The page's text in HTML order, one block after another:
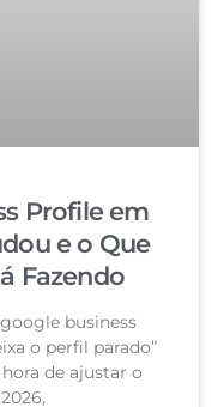
Profile em
e o Que
Fazendo
business
o perfil parado”
de ajustar o